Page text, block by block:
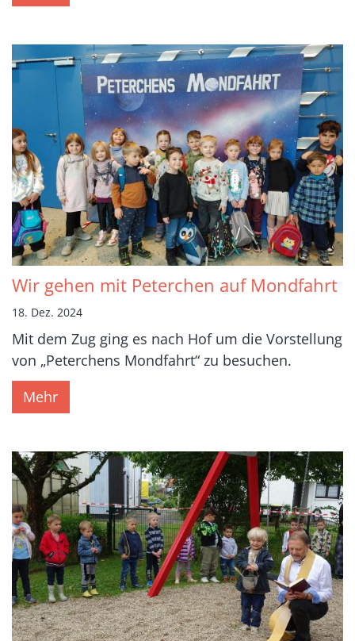
Wir gehen mit Peterchen auf Mondfahrt
18. Dez. 2024
Mit dem Zug ging es nach Hof um die Vorstellung
von „Peterchens Mondfahrt“ zu besuchen.
Mehr